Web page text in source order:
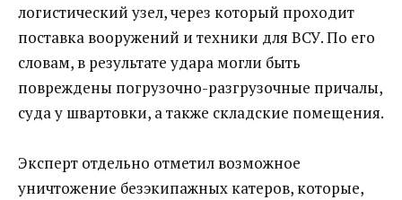
логистический узел, через который проходит
поставка вооружений и техники для ВСУ. По его
словам, в результате удара могли быть
повреждены погрузочно-разгрузочные причалы,
суда у швартовки, а также складские помещения.
Эксперт отдельно отметил возможное
уничтожение безэкипажных катеров, которые,